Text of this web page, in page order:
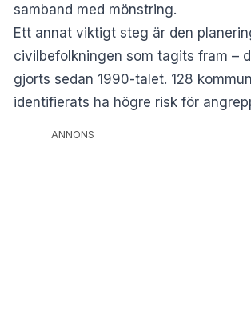
samband med mönstring.
Ett annat viktigt steg är den
civilbefolkningen som tagits fram –
gjorts sedan 1990-talet. 128
identifierats ha högre risk för
ANNONS